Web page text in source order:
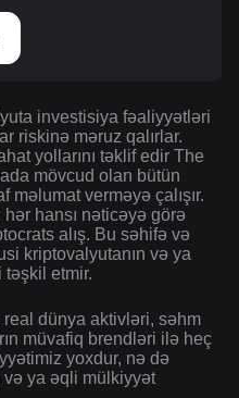
investisiya fəaliyyətləri
riskinə məruz qalırlar.
yollarını təklif edir The
mövcud olan bütün
məlumat verməyə çalışır.
hansı nəticəyə görə
alış. Bu səhifə və
kriptovalyutanın və ya
etmir.
real dünya aktivləri, səhm
müvafiq brendləri ilə heç
yoxdur, nə də
və ya əqli mülkiyyət